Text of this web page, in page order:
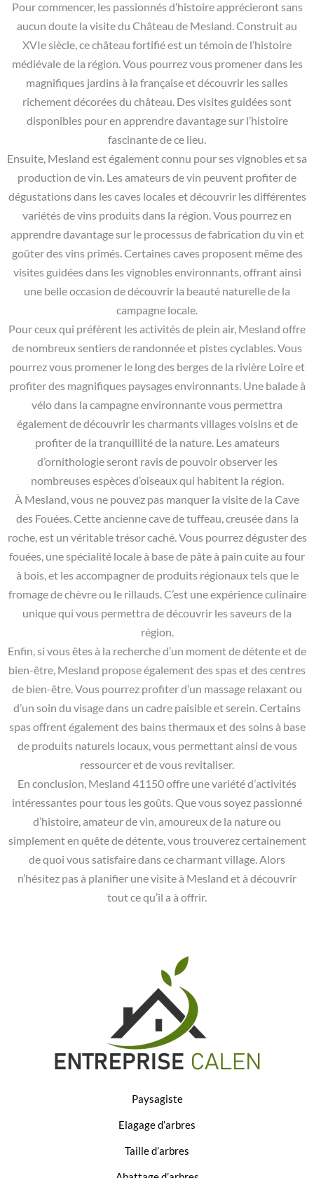
Pour commencer, les passionnés d’histoire apprécieront sans
aucun doute la visite du Château de Mesland. Construit au
XVIe siècle, ce château fortifié est un témoin de l’histoire
médiévale de la région. Vous pourrez vous promener dans les
magnifiques jardins à la française et découvrir les salles
richement décorées du château. Des visites guidées sont
disponibles pour en apprendre davantage sur l’histoire
fascinante de ce lieu.
Ensuite, Mesland est également connu pour ses vignobles et sa
production de vin. Les amateurs de vin peuvent profiter de
dégustations dans les caves locales et découvrir les différentes
variétés de vins produits dans la région. Vous pourrez en
apprendre davantage sur le processus de fabrication du vin et
goûter des vins primés. Certaines caves proposent même des
visites guidées dans les vignobles environnants, offrant ainsi
une belle occasion de découvrir la beauté naturelle de la
campagne locale.
Pour ceux qui préfèrent les activités de plein air, Mesland offre
de nombreux sentiers de randonnée et pistes cyclables. Vous
pourrez vous promener le long des berges de la rivière Loire et
profiter des magnifiques paysages environnants. Une balade à
vélo dans la campagne environnante vous permettra
également de découvrir les charmants villages voisins et de
profiter de la tranquillité de la nature. Les amateurs
d’ornithologie seront ravis de pouvoir observer les
nombreuses espèces d’oiseaux qui habitent la région.
À Mesland, vous ne pouvez pas manquer la visite de la Cave
des Fouées. Cette ancienne cave de tuffeau, creusée dans la
roche, est un véritable trésor caché. Vous pourrez déguster des
fouées, une spécialité locale à base de pâte à pain cuite au four
à bois, et les accompagner de produits régionaux tels que le
fromage de chèvre ou le rillauds. C’est une expérience culinaire
unique qui vous permettra de découvrir les saveurs de la
région.
Enfin, si vous êtes à la recherche d’un moment de détente et de
bien-être, Mesland propose également des spas et des centres
de bien-être. Vous pourrez profiter d’un massage relaxant ou
d’un soin du visage dans un cadre paisible et serein. Certains
spas offrent également des bains thermaux et des soins à base
de produits naturels locaux, vous permettant ainsi de vous
ressourcer et de vous revitaliser.
En conclusion, Mesland 41150 offre une variété d’activités
intéressantes pour tous les goûts. Que vous soyez passionné
d’histoire, amateur de vin, amoureux de la nature ou
simplement en quête de détente, vous trouverez certainement
de quoi vous satisfaire dans ce charmant village. Alors
n’hésitez pas à planifier une visite à Mesland et à découvrir
tout ce qu’il a à offrir.
Paysagiste
Elagage d’arbres
Taille d’arbres